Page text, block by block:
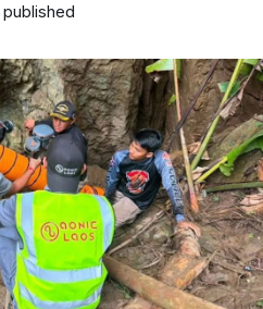
published